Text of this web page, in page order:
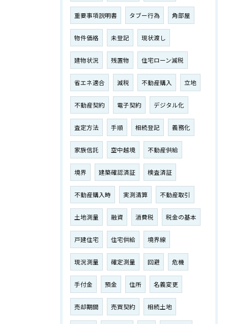
重要事項説明書 タブー行為 角部屋
物件価格 未登記 現状渡し
建物状況 残置物 住宅ローン減税
省エネ適合 減税 不動産購入 立地
不動産契約 電子契約 デジタル化
査定方法 手順 相続登記 義務化
家族信託 空中越境 不動産供給
境界 建築確認済証 検査済証
不動産購入時 実測清算 不動産取引
土地測量 融資 消費税 税金の基本
戸建住宅 住宅供給 境界線
現況測量 確定測量 回避 危機
手付金 預金 住所 名義変更
売却期間 売買契約 相続土地